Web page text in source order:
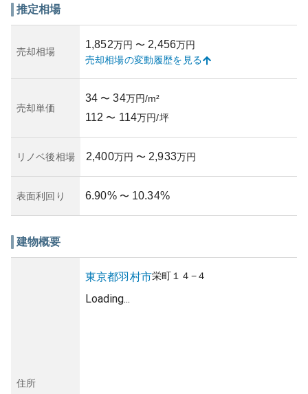
す。このエリアでは不動産価格の安定性が支持されてお
所有リスクについては、災害への対策がしっかりとなされ
ているか、確認することが肝要です。津波や土砂災害など
のリスクは低い地域ですが、昨今の地震の発生状況を考慮
物件の管理状況も良好で、定期的なメンテナンスが行われ
ていることがうかがえますが、詳細な管理費などの確認は
ーム羽村2番館は、おすすめの物件として挙げられます。
推定相場
売却相場
1,852万円 〜 2,456万円
売却相場の変動履歴を見る
売却単価
34 〜 34万円/m²
112 〜 114万円/坪
リノベ後相場 2,400万円 〜 2,933万円
表面利回り 6.90% 〜 10.34%
建物概要
住所
東京都羽村市栄町１４−４
Loading...